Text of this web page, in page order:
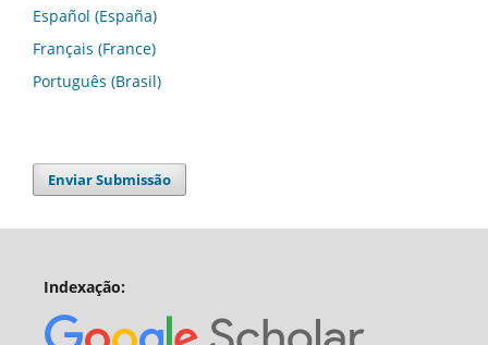
Español (España)
Français (France)
Português (Brasil)
Enviar Submissão
Indexação: